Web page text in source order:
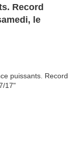
Record
le